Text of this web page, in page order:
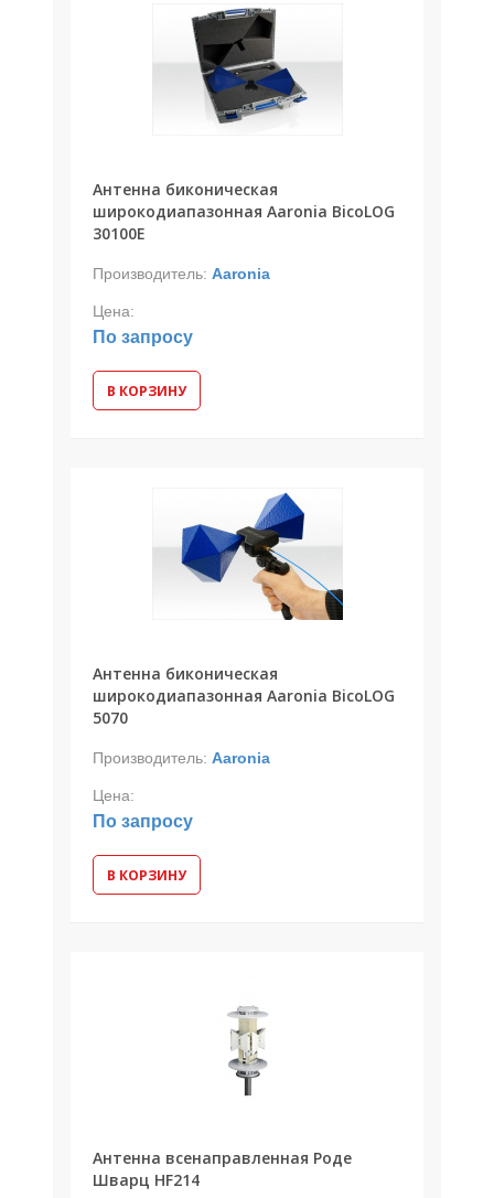
Антенна биконическая
широкодиапазонная Aaronia BicoLOG
30100E
Производитель: Aaronia
Цена:
По запросу
В КОРЗИНУ
Антенна биконическая
широкодиапазонная Aaronia BicoLOG
5070
Производитель: Aaronia
Цена:
По запросу
В КОРЗИНУ
Антенна всенаправленная Роде
Шварц HF214